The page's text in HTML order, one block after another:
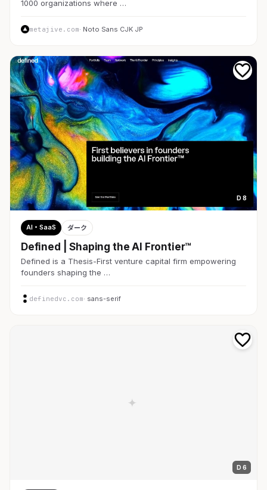
1000 organizations where …
metajive.com· Noto Sans CJK JP
D 8
AI・SaaS ダーク
Defined | Shaping the AI Frontier™
Defined is a Thesis-First venture capital firm empowering
founders shaping the …
definedvc.com· sans-serif
D 6